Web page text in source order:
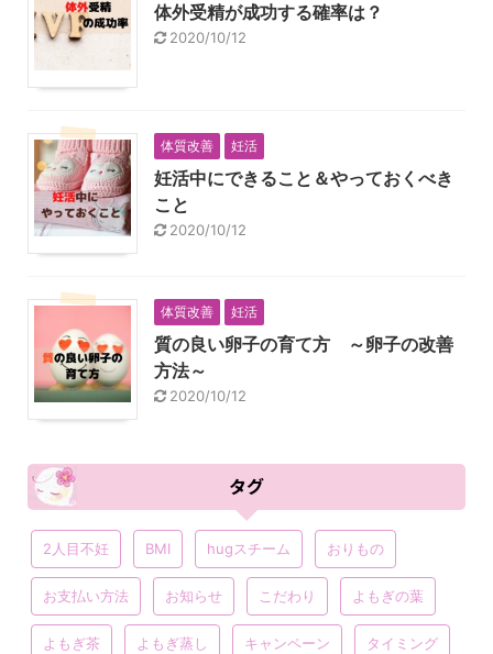
体外受精が成功する確率は？
2020/10/12
体質改善 妊活
妊活中にできること＆やっておくべき
こと
2020/10/12
体質改善 妊活
質の良い卵子の育て方 ～卵子の改善
方法～
2020/10/12
タグ
2人目不妊 BMI hugスチーム おりもの
お支払い方法 お知らせ こだわり よもぎの葉
よもぎ茶 よもぎ蒸し キャンペーン タイミング